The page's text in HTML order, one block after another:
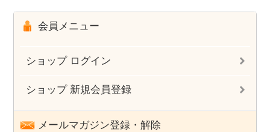
会員メニュー
ショップ ログイン
ショップ 新規会員登録
メールマガジン登録・解除